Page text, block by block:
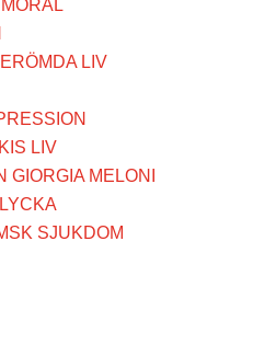
LIV
LIV
MELONI
SJUKDOM